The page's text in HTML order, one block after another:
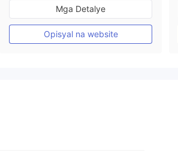
Paggawa ng Market (MM)
Pangunahing label na MT4
Mga Detalye
Opisyal na website